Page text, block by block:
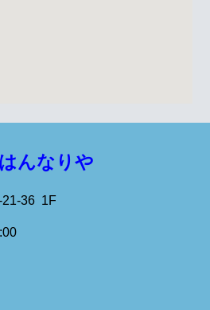
んなりや
21-36 1F